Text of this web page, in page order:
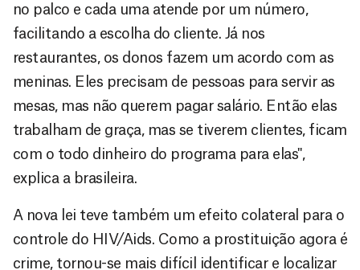
no palco e cada uma atende por um número,
facilitando a escolha do cliente. Já nos
restaurantes, os donos fazem um acordo com as
meninas. Eles precisam de pessoas para servir as
mesas, mas não querem pagar salário. Então elas
trabalham de graça, mas se tiverem clientes, ficam
com o todo dinheiro do programa para elas",
explica a brasileira.
A nova lei teve também um efeito colateral para o
controle do HIV/Aids. Como a prostituição agora é
crime, tornou-se mais difícil identificar e localizar